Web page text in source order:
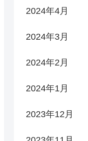
2024年4月
2024年3月
2024年2月
2024年1月
2023年12月